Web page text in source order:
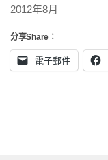
2012年8月
分享Share：
電子郵件